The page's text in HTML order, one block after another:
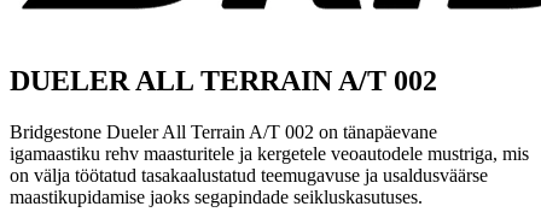
DUELER ALL TERRAIN A/T 002
Bridgestone Dueler All Terrain A/T 002 on tänapäevane
igamaastiku rehv maasturitele ja kergetele veoautodele mustriga, mis
on välja töötatud tasakaalustatud teemugavuse ja usaldusväärse
maastiku­pidamise jaoks segapindade seikluskasutuses.